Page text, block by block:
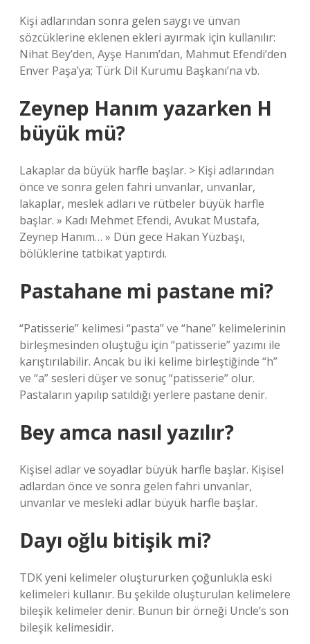
Kişi adlarından sonra gelen saygı ve ünvan
sözcüklerine eklenen ekleri ayırmak için kullanılır:
Nihat Bey’den, Ayşe Hanım’dan, Mahmut Efendi’den
Enver Paşa’ya; Türk Dil Kurumu Başkanı’na vb.
Zeynep Hanım yazarken H
büyük mü?
Lakaplar da büyük harfle başlar. > Kişi adlarından
önce ve sonra gelen fahri unvanlar, unvanlar,
lakaplar, meslek adları ve rütbeler büyük harfle
başlar. » Kadı Mehmet Efendi, Avukat Mustafa,
Zeynep Hanım… » Dün gece Hakan Yüzbaşı,
bölüklerine tatbikat yaptırdı.
Pastahane mi pastane mi?
“Patisserie” kelimesi “pasta” ve “hane” kelimelerinin
birleşmesinden oluştuğu için “patisserie” yazımı ile
karıştırılabilir. Ancak bu iki kelime birleştiğinde “h”
ve “a” sesleri düşer ve sonuç “patisserie” olur.
Pastaların yapılıp satıldığı yerlere pastane denir.
Bey amca nasıl yazılır?
Kişisel adlar ve soyadlar büyük harfle başlar. Kişisel
adlardan önce ve sonra gelen fahri unvanlar,
unvanlar ve mesleki adlar büyük harfle başlar.
Dayı oğlu bitişik mi?
TDK yeni kelimeler oluştururken çoğunlukla eski
kelimeleri kullanır. Bu şekilde oluşturulan kelimelere
bileşik kelimeler denir. Bunun bir örneği Uncle’s son
bileşik kelimesidir.